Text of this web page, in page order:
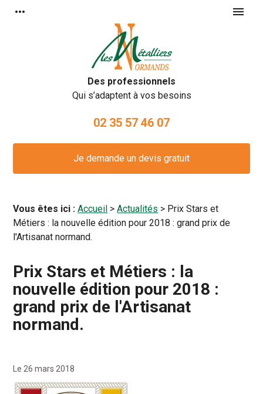
more_horiz menu
Des professionnels
Qui s’adaptent à vos besoins
02 35 57 46 07
Je demande un devis gratuit
Vous êtes ici : Accueil >Actualités > Prix Stars et
Métiers : la nouvelle édition pour 2018 : grand prix de
l'Artisanat normand.
Prix Stars et Métiers : la
nouvelle édition pour 2018 :
grand prix de l'Artisanat
normand.
Le 26 mars 2018